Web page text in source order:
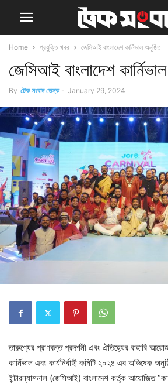
Home প্রযুক্তি খবর জেসিআই বাংলাদেশ কার্নিভাল অনুষ্ঠিত
জেসিআই বাংলাদেশ
By টেক সংবাদ ডেস্ক - January 29, 2024
তারুণ্যের প্রাণবন্ত প্রদর্শনী এবং ঐতিহ্যের বাহারি
কার্নিভাল এবং কার্যনির্বাহী কমিটি ২০২৪ এর অভিষেক
ইন্টারন্যাশনাল (জেসিআই) বাংলাদেশ কর্তৃক আয়োজিত